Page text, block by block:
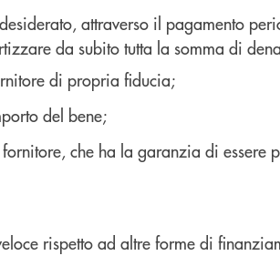
attraverso il pagamento
da subito tutta la somma di
di propria fiducia;
del bene;
che ha la garanzia di essere
rispetto ad altre forme di